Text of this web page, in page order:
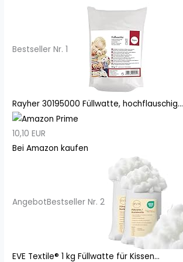
Bestseller Nr. 1
Rayher 30195000 Füllwatte, hochflauschig...
10,10 EUR
Bei Amazon kaufen
AngebotBestseller Nr. 2
EVE Textile® 1 kg Füllwatte für Kissen...